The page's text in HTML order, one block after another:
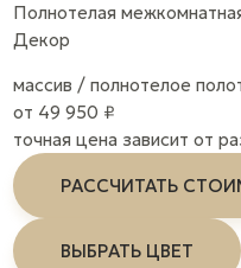
Полнотелая
Декор
массив / полнотелое
от 49 950 ₽
точная цена зависит от
РАССЧИТАТЬ
ВЫБРАТЬ ЦВЕТ